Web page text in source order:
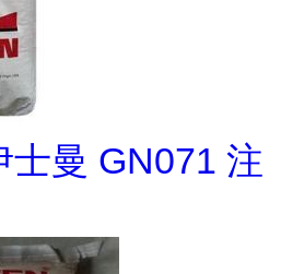
士曼 GN071 注